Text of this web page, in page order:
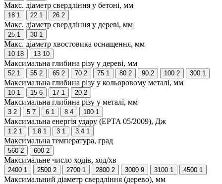
Макс. діаметр свердління у бетоні, мм
18 1 22 1 26 2
Макс. діаметр свердління у дереві, мм
25 1 30 1
Макс. діаметр хвостовика оснащення, мм
10 18 13 10
Максимальна глибина різу у дереві, мм
52 1 55 2 65 2 70 2 75 1 80 2 90 2 100 2 300 1
Максимальна глибина різу у кольоровому металі, мм
10 1 15 6 17 1 20 2
Максимальна глибина різу у металі, мм
3 2 5 7 6 1 8 4 100 1
Максимальна енергія удару (EPTA 05/2009), Дж
1.2 1 1.8 1 3 1 3.4 1
Максимальна температура, град
560 2 600 2
Максимальне число ходів, ход/хв
2400 1 2500 2 2700 1 2800 2 3000 9 3100 1 4500 1
Максимальний діаметр свердління (дерево), мм